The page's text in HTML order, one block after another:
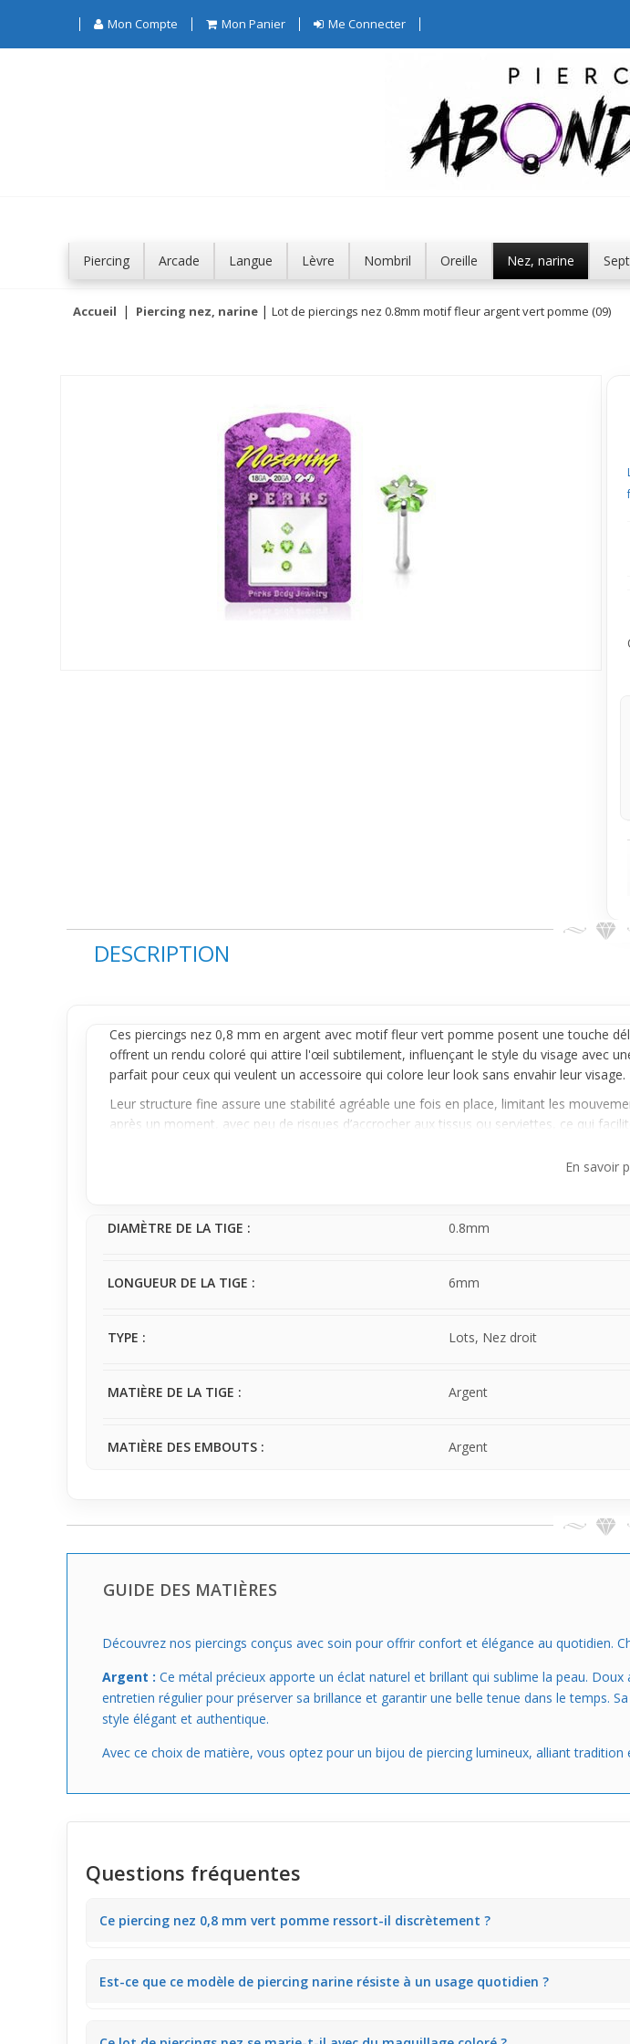
Mon Compte Mon Panier Me Connecter
Piercing Arcade Langue Lèvre Nombril Oreille Nez, narine
Accueil Piercing nez, narine Lot de piercings nez 0.8mm motif fleur argent vert pomme (09)
DESCRIPTION
Ces piercings nez 0,8 mm en argent avec motif fleur vert pomme posent une touche
offrent un rendu coloré qui attire l'œil subtilement, influençant le style du visage avec
parfait pour ceux qui veulent un accessoire qui colore leur look sans envahir leur visage.
Leur structure fine assure une stabilité agréable une fois en place, limitant les
après un moment, avec peu de risques d’accrocher aux tissus ou serviettes, ce qui
Pensé pour un usage régulier, ce lot est idéal pour ceux qui souhaitent varier leurEn savoir
DIAMÈTRE DE LA TIGE : 0.8mm
LONGUEUR DE LA TIGE : 6mm
TYPE : Lots, Nez droit
MATIÈRE DE LA TIGE : Argent
MATIÈRE DES EMBOUTS : Argent
GUIDE DES MATIÈRES
Découvrez nos piercings conçus avec soin pour offrir confort et élégance au quotidien.
Argent : Ce métal précieux apporte un éclat naturel et brillant qui sublime la peau.
entretien régulier pour préserver sa brillance et garantir une belle tenue dans le temps.
style élégant et authentique.
Avec ce choix de matière, vous optez pour un bijou de piercing lumineux, alliant
Questions fréquentes
Ce piercing nez 0,8 mm vert pomme ressort-il discrètement ?
veulent un accent sans surcharger leur visage. Vous pouvez le porter au quotidien sans
Est-ce que ce modèle de piercing narine résiste à un usage quotidien ?